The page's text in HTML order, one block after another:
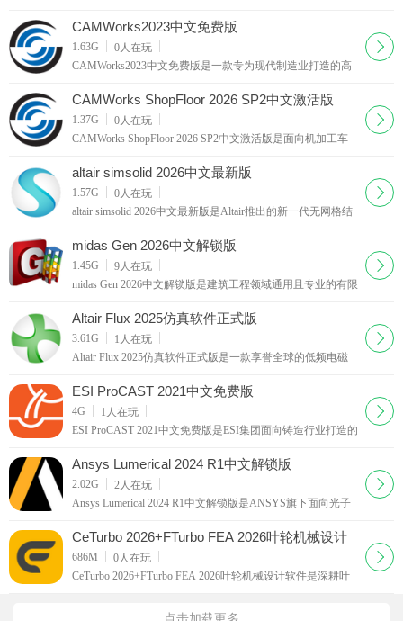
用而生。它打破了传统仿真工具的性能瓶颈，LTspice提供了
一套无需付费且高度可靠
CAMWorks2023中文免费版
1.63G 0 人在玩
CAMWorks2023中文免费版是一款专为现代制造业打造的高
路径优化：根据材料特性、刀具规格和机床参数，自动调整
切削深度、步距和进给率，缩
下载
CAMWorks ShopFloor 2026 SP2中文激活版
1.37G 0 人在玩
CAMWorks ShopFloor 2026 SP2中文激活版是面向机加工车
三维模拟功能在虚拟环境中验证和运行CNC程序，提前发现
潜在的碰撞或过切问题，大幅
下载
altair simsolid 2026中文最新版
1.57G 0 人在玩
altair simsolid 2026中文最新版是Altair推出的新一代无网格结
限元繁琐前处理逻辑，帮助工程师在设计阶段快速对比多个
方案，缩短产品开发
下载
midas Gen 2026中文解锁版
1.45G 9 人在玩
midas Gen 2026中文解锁版是建筑工程领域通用且专业的有限
对钢结构、铝合金结构、冷弯薄壁型钢等各类构件进行全面
的设计验算与优化，帮助
下载
Altair Flux 2025仿真软件正式版
3.61G 1 人在玩
Altair Flux 2025仿真软件正式版是一款享誉全球的低频电磁
计与优化的行业标杆，凭借其高精度的求解器和灵活的建模
技术，为工程师提供从静
下载
ESI ProCAST 2021中文免费版
4G 1 人在玩
ESI ProCAST 2021中文免费版是ESI集团面向铸造行业打造的
判，为企业提供从设计到生产的一站式数字化解决方案，能
显著提升铸件良品率，助力企
下载
Ansys Lumerical 2024 R1中文解锁版
2.02G 2 人在玩
Ansys Lumerical 2024 R1中文解锁版是ANSYS旗下面向光子
数值仿真平台，服务于研究人员与工程技术人员，让用户能
够在虚拟世界中精准预测光
下载
CeTurbo 2026+FTurbo FEA 2026叶轮机械设计
软件
686M 0 人在玩
CeTurbo 2026+FTurbo FEA 2026叶轮机械设计软件是深耕叶
下载
点击加载更多